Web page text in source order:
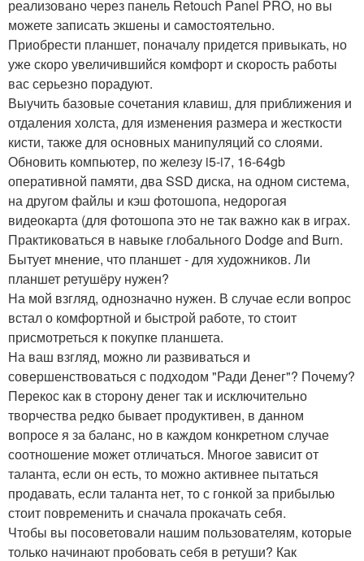
реализовано через панель Retouch Panel PRO, но вы
можете записать экшены и самостоятельно.
Приобрести планшет, поначалу придется привыкать, но
уже скоро увеличившийся комфорт и скорость работы
вас серьезно порадуют.
Выучить базовые сочетания клавиш, для приближения и
отдаления холста, для изменения размера и жесткости
кисти, также для основных манипуляций со слоями.
Обновить компьютер, по железу i5-i7, 16-64gb
оперативной памяти, два SSD диска, на одном система,
на другом файлы и кэш фотошопа, недорогая
видеокарта (для фотошопа это не так важно как в играх.
Практиковаться в навыке глобального Dodge and Burn.
Бытует мнение, что планшет - для художников. Ли
планшет ретушёру нужен?
На мой взгляд, однозначно нужен. В случае если вопрос
встал о комфортной и быстрой работе, то стоит
присмотреться к покупке планшета.
На ваш взгляд, можно ли развиваться и
совершенствоваться с подходом "Ради Денег"? Почему?
Перекос как в сторону денег так и исключительно
творчества редко бывает продуктивен, в данном
вопросе я за баланс, но в каждом конкретном случае
соотношение может отличаться. Многое зависит от
таланта, если он есть, то можно активнее пытаться
продавать, если таланта нет, то с гонкой за прибылью
стоит повременить и сначала прокачать себя.
Чтобы вы посоветовали нашим пользователям, которые
только начинают пробовать себя в ретуши? Как